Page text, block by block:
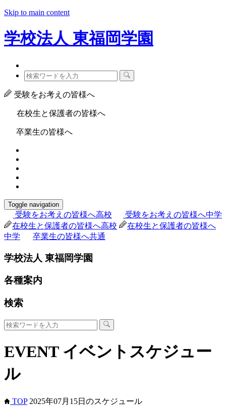
Skip to main content
学校法人 東福岡学園
受験をお考えの皆様へ
在校生と保護者の皆様へ
卒業生の皆様へ
Toggle navigation
受験をお考えの皆様へ高校 受験をお考えの皆様へ中学
在校生と保護者の皆様へ高校
在校生と保護者の皆様へ
中学
卒業生の皆様へ共通
学校法人 東福岡学園
各種案内
検索
EVENT イベントスケジュー
ル
TOP 2025年07月15日のスケジュール